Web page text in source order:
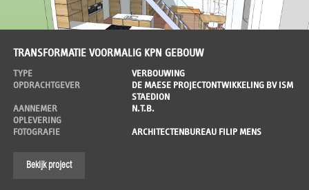
TRANSFORMATIE VOORMALIG KPN GEBOUW
TYPE
VERBOUWING
OPDRACHTGEVER
DE MAESE PROJECTONTWIKKELING BV ISM
STAEDION
AANNEMER
N.T.B.
OPLEVERING
FOTOGRAFIE
ARCHITECTENBUREAU FILIP MENS
Bekijk project